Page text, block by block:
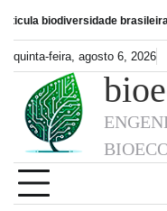
content
brasileira,
quinta-feira, agosto 6, 2026